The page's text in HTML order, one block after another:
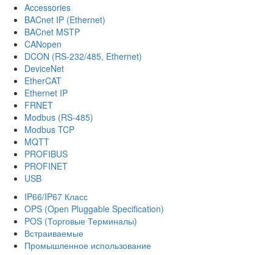
Accessories
BACnet IP (Ethernet)
BACnet MSTP
CANopen
DCON (RS-232/485, Ethernet)
DeviceNet
EtherCAT
Ethernet IP
FRNET
Modbus (RS-485)
Modbus TCP
MQTT
PROFIBUS
PROFINET
USB
IP66/IP67 Класс
OPS (Open Pluggable Specification)
POS (Торговые Терминалы)
Встраиваемые
Промышленное использование